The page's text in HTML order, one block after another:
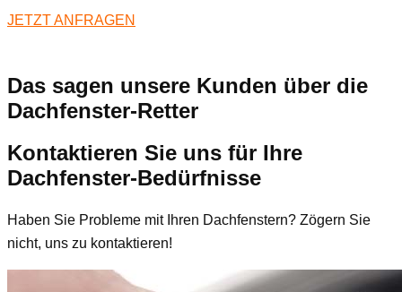
JETZT ANFRAGEN
Das sagen unsere Kunden über die
Dachfenster-Retter
Kontaktieren Sie uns für Ihre
Dachfenster-Bedürfnisse
Haben Sie Probleme mit Ihren Dachfenstern? Zögern Sie
nicht, uns zu kontaktieren!